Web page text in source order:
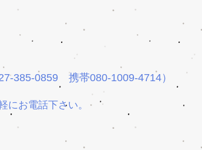
385-0859 携帯080-1009-4714）
お電話下さい。